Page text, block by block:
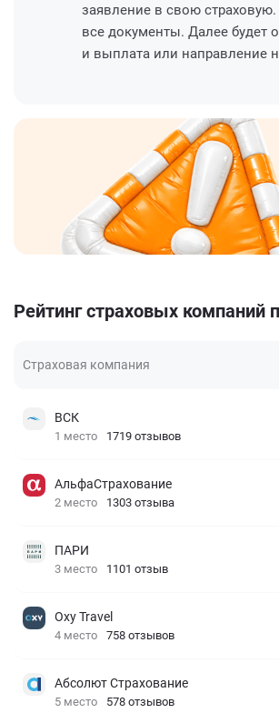
заявление в свою
все документы. Далее будет
и выплата или направление
Рейтинг страховых компаний
Страховая компания
ВСК
1 место 1719 отзывов
АльфаСтрахование
2 место 1303 отзыва
ПАРИ
3 место 1101 отзыв
Oxy Travel
4 место 758 отзывов
Абсолют Страхование
5 место 578 отзывов